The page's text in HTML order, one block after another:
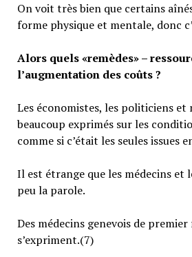
On voit très bien que certains
forme physique et mentale, donc
Alors quels «remèdes» –
l’augmentation des coûts ?
Les économistes, les politiciens et
beaucoup exprimés sur les
comme si c’était les seules issues
Il est étrange que les médecins et
peu la parole.
Des médecins genevois de
s’expriment.(7)